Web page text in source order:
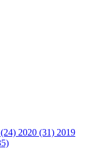
2020 (31) 2019